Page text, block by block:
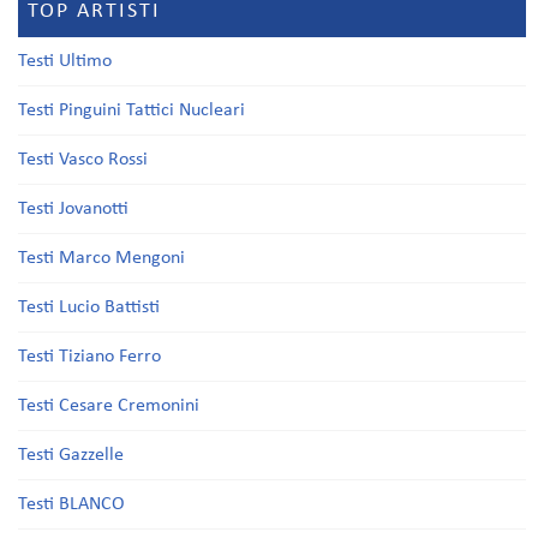
TOP ARTISTI
Testi Ultimo
Testi Pinguini Tattici Nucleari
Testi Vasco Rossi
Testi Jovanotti
Testi Marco Mengoni
Testi Lucio Battisti
Testi Tiziano Ferro
Testi Cesare Cremonini
Testi Gazzelle
Testi BLANCO